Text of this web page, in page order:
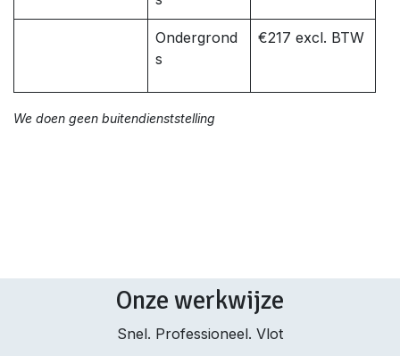
Ondergrond
s
€217 excl. BTW
We doen geen buitendienststelling
Onze werkwijze
Snel. Professioneel. Vlot